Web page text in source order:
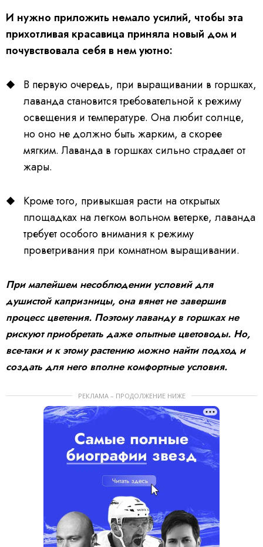
И нужно приложить немало усилий, чтобы эта
прихотливая красавица приняла новый дом и
почувствовала себя в нем уютно:
В первую очередь, при выращивании в горшках,
лаванда становится требовательной к режиму
освещения и температуре. Она любит солнце,
но оно не должно быть жарким, а скорее
мягким. Лаванда в горшках сильно страдает от
жары.
Кроме того, привыкшая расти на открытых
площадках на легком вольном ветерке, лаванда
требует особого внимания к режиму
проветривания при комнатном выращивании.
При малейшем несоблюдении условий для
душистой капризницы, она вянет не завершив
процесс цветения. Поэтому лаванду в горшках не
рискуют приобретать даже опытные цветоводы. Но,
все-таки и к этому растению можно найти подход и
создать для него вполне комфортные условия.
РЕКЛАМА – ПРОДОЛЖЕНИЕ НИЖЕ